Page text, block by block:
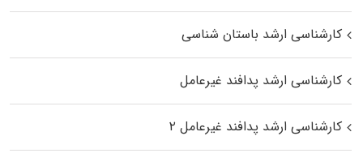
کارشناسی ارشد باستان شناسی
کارشناسی ارشد پدافند غیرعامل
کارشناسی ارشد پدافند غیرعامل ۲